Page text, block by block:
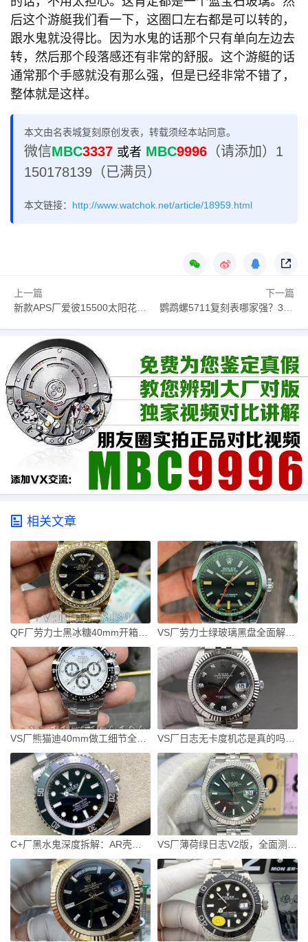
后这个游艇我们看一下，这圈口左右都是可以转的，
跟水鬼就没得比。因为水鬼的话那个只有单向左边去
转，然后那个段落感还有非常的舒服。这个游艇的话
通常那个手感就没有那么强，但是已经非常不错了，
整体就是这样。
本文由名表城复刻原创发表，转载须经本站同意。
微信MBC3337 或者 MBC9996 （请添加）1
150178139（已满员）
本文链接： http://www.watchok.net/article/18959.html
上一篇
新款APS厂爱彼15500太阳花盘面详解：陶瓷壳优缺点全曝光
下一篇
鹦鹉螺5711复刻表哪家强？3K、BBF、DDF三大工厂全面对比
相关文章
QF厂劳力士黑冰糖40mm开箱：钨钢配重+狗牙圈，这分量太足了 VS厂劳力士绿玻璃黑盘全面解析，没有日历的一档调时才是精髓
VS厂熊猫迪40mm做工细节全公开：冰蓝夜光饱满 VS厂日志无卡度机芯是真的吗？拆开真相，看完不再被忽悠
C+厂黑水鬼深度拆解：AR壳套+丹东3135机芯最强水鬼？ VS厂薄荷绿日志V2版，全面测评教你轻松对版